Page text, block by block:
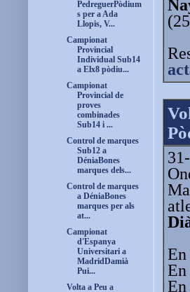
PedreguerPòdium
s per a Ada
Llopis, V...
Campionat
Provincial
Individual Sub14
a Elx8 pòdiu...
Campionat
Provincial de
proves
combinades
Sub14 i ...
Control de marques
Sub12 a
DéniaBones
marques dels...
Control de marques
a DéniaBones
marques per als
at...
Campionat
d'Espanya
Universitari a
MadridDamià
Pui...
Volta a Peu a